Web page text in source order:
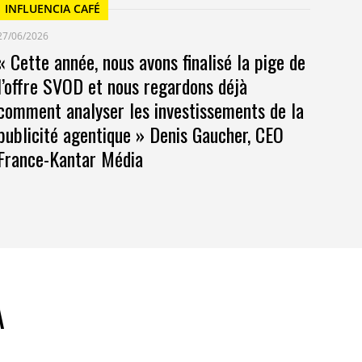
INFLUENCIA CAFÉ
06/2026
Cette année, nous avons finalisé la pige de
SVOD et nous regardons déjà
analyser les investissements de la
agentique » Denis Gaucher, CEO
Kantar Média